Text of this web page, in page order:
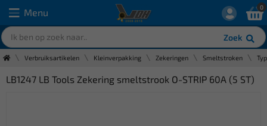
Menu
Zoek
0
Verbruiksartikelen Kleinverpakking Zekeringen Smeltstroken
LB1247 LB Tools Zekering smeltstrook O-STRIP 60A (5 ST)